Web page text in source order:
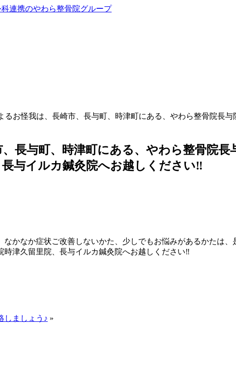
るお怪我は、長崎市、長与町、時津町にある、やわら整骨院長
長与町、時津町にある、やわら整骨院
与イルカ鍼灸院へお越しください‼
かなか症状ご改善しないかた、少しでもお悩みがあるかたは
津久留里院、長与イルカ鍼灸院へお越しください‼
しましょう♪ »